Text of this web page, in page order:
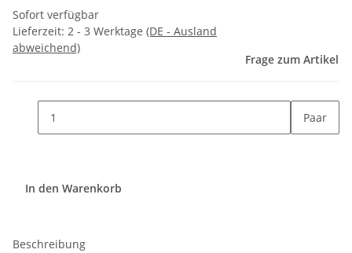
Sofort verfügbar
Lieferzeit: 2 - 3 Werktage (DE - Ausland
abweichend)
Frage zum Artikel
Paar
In den Warenkorb
Beschreibung